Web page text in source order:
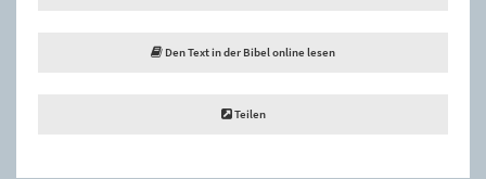
Den Text in der Bibel online lesen
Teilen